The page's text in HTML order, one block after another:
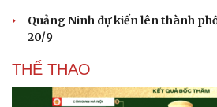
Du lịch
Tư vấn
check-in
Cửa
Quảng Ninh dự kiến lên thành
20/9
THỂ THAO